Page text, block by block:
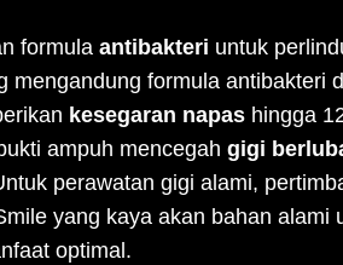
formula antibakteri untuk
mengandung formula antibakteri
kesegaran napas hingga
ampuh mencegah gigi
perawatan gigi alami,
yang kaya akan bahan alami
optimal.